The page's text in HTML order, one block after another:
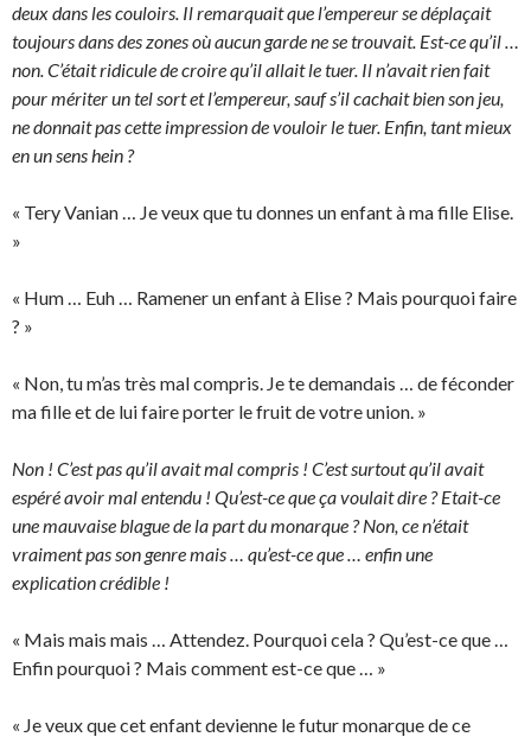
deux dans les couloirs. Il remarquait que l’empereur se déplaçait
toujours dans des zones où aucun garde ne se trouvait. Est-ce qu’il …
non. C’était ridicule de croire qu’il allait le tuer. Il n’avait rien fait
pour mériter un tel sort et l’empereur, sauf s’il cachait bien son jeu,
ne donnait pas cette impression de vouloir le tuer. Enfin, tant mieux
en un sens hein ?
« Tery Vanian … Je veux que tu donnes un enfant à ma fille Elise.
»
« Hum … Euh … Ramener un enfant à Elise ? Mais pourquoi faire
? »
« Non, tu m’as très mal compris. Je te demandais … de féconder
ma fille et de lui faire porter le fruit de votre union. »
Non ! C’est pas qu’il avait mal compris ! C’est surtout qu’il avait
espéré avoir mal entendu ! Qu’est-ce que ça voulait dire ? Etait-ce
une mauvaise blague de la part du monarque ? Non, ce n’était
vraiment pas son genre mais … qu’est-ce que … enfin une
explication crédible !
« Mais mais mais … Attendez. Pourquoi cela ? Qu’est-ce que …
Enfin pourquoi ? Mais comment est-ce que … »
« Je veux que cet enfant devienne le futur monarque de ce